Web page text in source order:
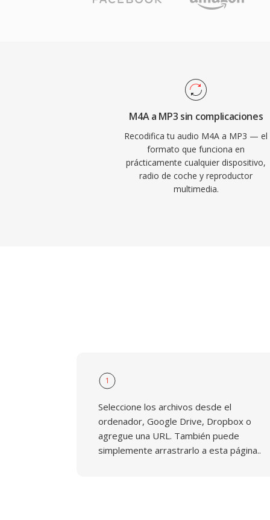
archivo y la fidelidad del audio. La
almacenamiento y la distribución práctica
internet. Hoy en día, MP3 sigue siendo
audio con soporte más universal en
M4A a MP3 sin complicaciones
Recodifica tu audio M4A a MP3 — el
formato que funciona en
prácticamente cualquier dispositivo,
radio de coche y reproductor
multimedia.
1
Seleccione los archivos desde el
ordenador, Google Drive, Dropbox o
agregue una URL. También puede
simplemente arrastrarlo a esta página..